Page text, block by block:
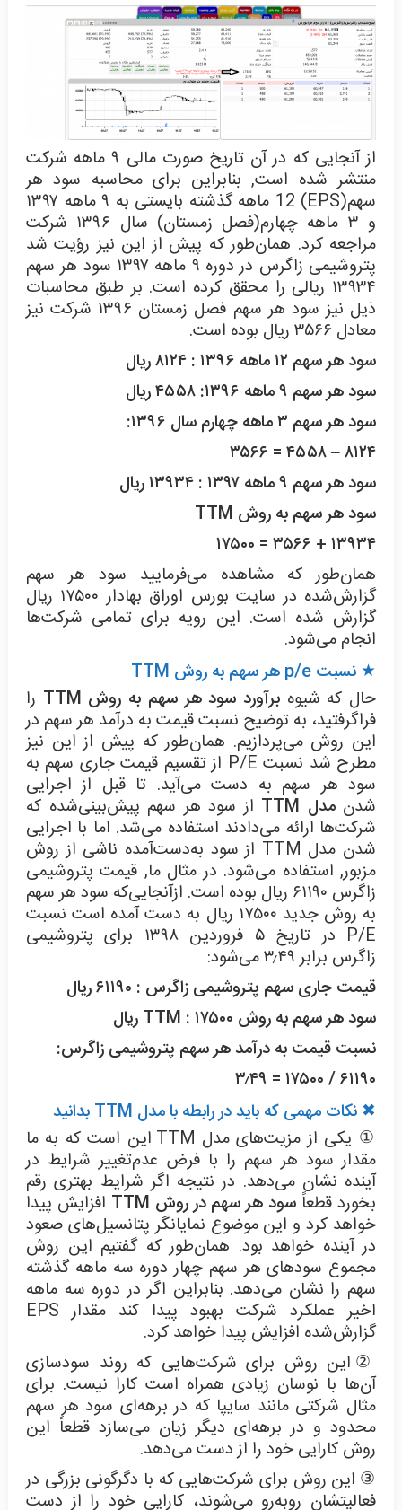
از آنجایی که در آن تاریخ صورت مالی ۹ ماهه شرکت
منتشر شده است, بنابراین برای محاسبه سود هر
سهم(EPS) 12 ماهه گذشته بایستی به ۹ ماهه ۱۳۹۷
و ۳ ماهه چهارم(فصل زمستان) سال ۱۳۹۶ شرکت
مراجعه کرد. همان‌طور که پیش از این نیز رؤیت شد
پتروشیمی زاگرس در دوره ۹ ماهه ۱۳۹۷ سود هر سهم
۱۳۹۳۴ ریالی را محقق کرده است. بر طبق محاسبات
ذیل نیز سود هر سهم فصل زمستان ۱۳۹۶ شرکت نیز
معادل ۳۵۶۶ ریال بوده است.
سود هر سهم ۱۲ ماهه ۱۳۹۶ : ۸۱۲۴ ریال
سود هر سهم ۹ ماهه ۱۳۹۶:
۴۵۵۸ریال
سود هر سهم ۳ ماهه چهارم سال ۱۳۹۶:
۸۱۲۴ – ۴۵۵۸ = ۳۵۶۶
سود هر سهم ۹ ماهه ۱۳۹۷ : ۱۳۹۳۴ ریال
سود هر سهم به روش TTM
۱۳۹۳۴ + ۳۵۶۶ = ۱۷۵۰۰
همان‌طور که مشاهده می‌فرمایید سود هر سهم
گزارش‌شده در سایت بورس اوراق بهادار ۱۷۵۰۰ ریال
گزارش شده است. این رویه برای تمامی شرکت‌ها
انجام می‌شود.
★ نسبت p/e هر سهم به روش
TTM
حال که شیوهبرآورد سود هر سهم به روش TTM
را
فراگرفتید، به توضیح نسبت قیمت به درآمد هر سهم در
این روش می‌پردازیم. همان‌طور که پیش از این نیز
مطرح شد نسبت P/E از تقسیم قیمت جاری سهم به
سود هر سهم به دست می‌آید. تا قبل از اجرایی
شدنمدل TTM
از سود هر سهم پیش‌بینی‌شده که
شرکت‌ها ارائه می‌دادند استفاده می‌شد. اما با اجرایی
شدن مدل TTM از سود به‌دست‌آمده ناشی از روش
مزبور, استفاده می‌شود. در مثال ما, قیمت پتروشیمی
زاگرس ۶۱۱۹۰ ریال بوده است. ازآنجایی‌که سود هر سهم
به روش جدید ۱۷۵۰۰ ریال به دست آمده است نسبت
P/E در تاریخ ۵ فروردین ۱۳۹۸ برای پتروشیمی
زاگرس برابر ۳٫۴۹ می‌شود:
قیمت جاری سهم پتروشیمی زاگرس : ۶۱۱۹۰ ریال
سود هر سهم به روش
TTM : ۱۷۵۰۰ ریال
نسبت قیمت به درآمد هر سهم پتروشیمی زاگرس:
۶۱۱۹۰ / ۱۷۵۰۰ = ۳٫۴۹
✖ نکات مهمی که باید در رابطه با مدل TTM بدانید
①
یکی از مزیت‌های مدل TTM این است که به ما
مقدار سود هر سهم را با فرض عدم‌تغییر شرایط در
آینده نشان می‌دهد. در نتیجه اگر شرایط بهتری رقم
بخورد قطعاً سود هر سهم در روش TTM
افزایش پیدا
خواهد کرد و این موضوع نمایانگر پتانسیل‌های صعود
در آینده خواهد بود. همان‌طور که گفتیم این روش
مجموع سودهای هر سهم چهار دوره سه ماهه گذشته
سهم را نشان می‌دهد. بنابراین اگر در دوره سه ماهه
اخیر عملکرد شرکت بهبود پیدا کند مقدار EPS
گزارش‌شده افزایش پیدا خواهد کرد.
② این روش برای شرکت‌هایی که روند سودسازی
آن‌ها با نوسان زیادی همراه است کارا نیست. برای
مثال شرکتی مانند سایپا که در برهه‌ای سود هر سهم
محدود و در برهه‌ای دیگر زیان می‌سازد قطعاً این
روش کارایی خود را از دست می‌دهد.
③ این روش برای شرکت‌هایی که با دگرگونی بزرگی در
فعالیتشان روبه‌رو می‌شوند، کارایی خود را از دست